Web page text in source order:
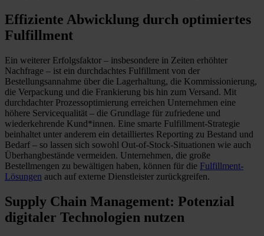
Effiziente Abwicklung durch optimiertes
Fulfillment
Ein weiterer Erfolgsfaktor – insbesondere in Zeiten erhöhter
Nachfrage – ist ein durchdachtes Fulfillment von der
Bestellungsannahme über die Lagerhaltung, die Kommissionierung,
die Verpackung und die Frankierung bis hin zum Versand. Mit
durchdachter Prozessoptimierung erreichen Unternehmen eine
höhere Servicequalität – die Grundlage für zufriedene und
wiederkehrende Kund*innen. Eine smarte Fulfillment-Strategie
beinhaltet unter anderem ein detailliertes Reporting zu Bestand und
Bedarf – so lassen sich sowohl Out-of-Stock-Situationen wie auch
Überhangbestände vermeiden. Unternehmen, die große
Bestellmengen zu bewältigen haben, können für die Fulfillment-
Lösungen auch auf externe Dienstleister zurückgreifen.
Supply Chain Management: Potenzial
digitaler Technologien nutzen